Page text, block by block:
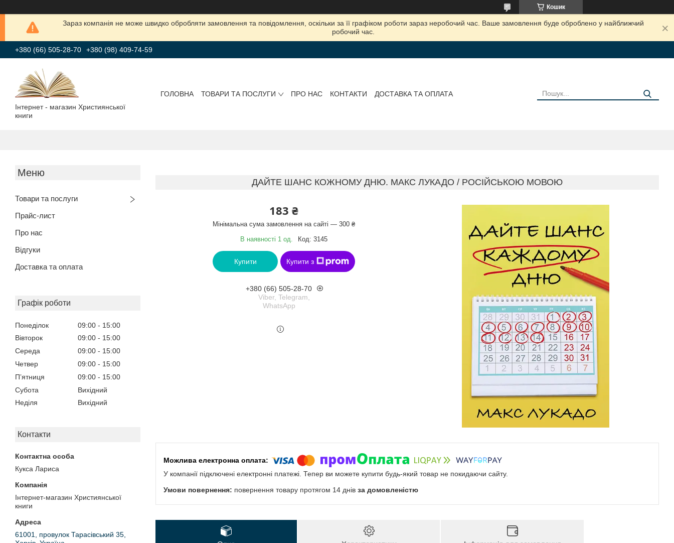
Кошик
Зараз компанія не може швидко обробляти замовлення та повідомлення, оскільки за її графіком роботи зараз неробочий час. Ваше замовлення буде оброблено у найближчий
робочий час.
+380 (66) 505-28-70 +380 (98) 409-74-59
Інтернет - магазин Християнської
книги
ГОЛОВНА ТОВАРИ ТА ПОСЛУГИ ПРО НАС КОНТАКТИ ДОСТАВКА ТА ОПЛАТА
Товари та послуги
Прайс-лист
Про нас
Відгуки
Доставка та оплата
Графік роботи
Понеділок 09:00
15:00
Вівторок
09:00
15:00
Середа
09:00
15:00
Четвер
09:00
15:00
Пʼятниця
09:00
15:00
Субота
Вихідний
Неділя
Вихідний
Контакти
Кукса Лариса
Інтернет-магазин Християнської
книги
61001, провулок Тарасівський 35,
ДАЙТЕ ШАНС КОЖНОМУ ДНЮ. МАКС ЛУКАДО / РОСІЙСЬКОЮ МОВОЮ
183 ₴
Мінімальна сума замовлення на сайті — 300 ₴
В наявності 1 од.
Код: 3145
Купити Купити з
+380 (66) 505-28-70
Viber, Telegram,
WhatsApp
У компанії підключені електронні платежі. Тепер ви можете купити будь-який товар не покидаючи сайту.
повернення товару протягом 14 днів за домовленістю